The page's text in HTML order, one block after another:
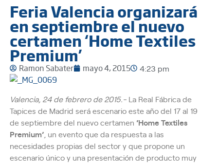
Feria Valencia organizará
en septiembre el nuevo
certamen ‘Home Textiles
Premium’
Ramon Sabater mayo 4, 2015 4:23 pm
Valencia, 24 de febrero de 2015.- La Real Fábrica de
Tapices de Madrid será escenario este año del 17 al 19
de septiembre del nuevo certamen ‘Home Textiles
Premium’ , un evento que da respuesta a las
necesidades propias del sector y que propone un
escenario único y una presentación de producto muy